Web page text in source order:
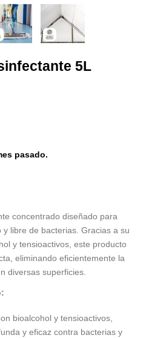
5L
pasado.
concentrado diseñado para
libre de bacterias. Gracias a su
y tensioactivos, este producto
eliminando eficientemente la
diversas superficies.
bioalcohol y tensioactivos,
y eficaz contra bacterias y